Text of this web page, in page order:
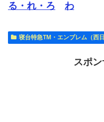
る・れ・ろ
わ
寝台特急TM・エンブレム（西日
スポ